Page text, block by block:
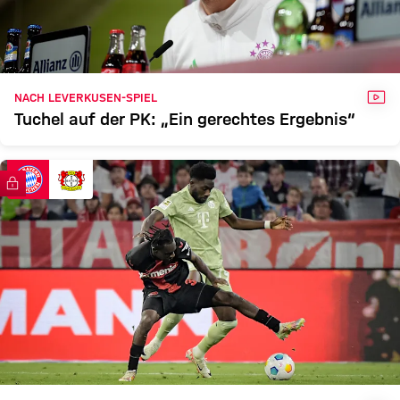
NACH LEVERKUSEN-SPIEL
Tuchel auf der PK: „Ein gerechtes Ergebnis“
FC Bayern TV PLUS